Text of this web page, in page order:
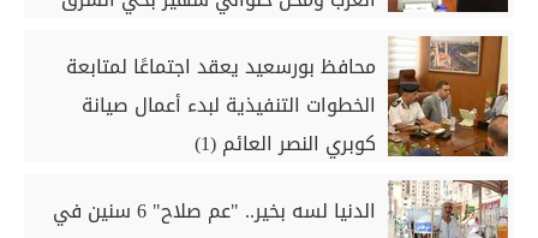
محافظ بورسعيد يعقد اجتماعًا لمتابعة
الخطوات التنفيذية لبدء أعمال صيانة
كوبري النصر العائم (1)
الدنيا لسه بخير.. "عم صلاح" 6 سنين في